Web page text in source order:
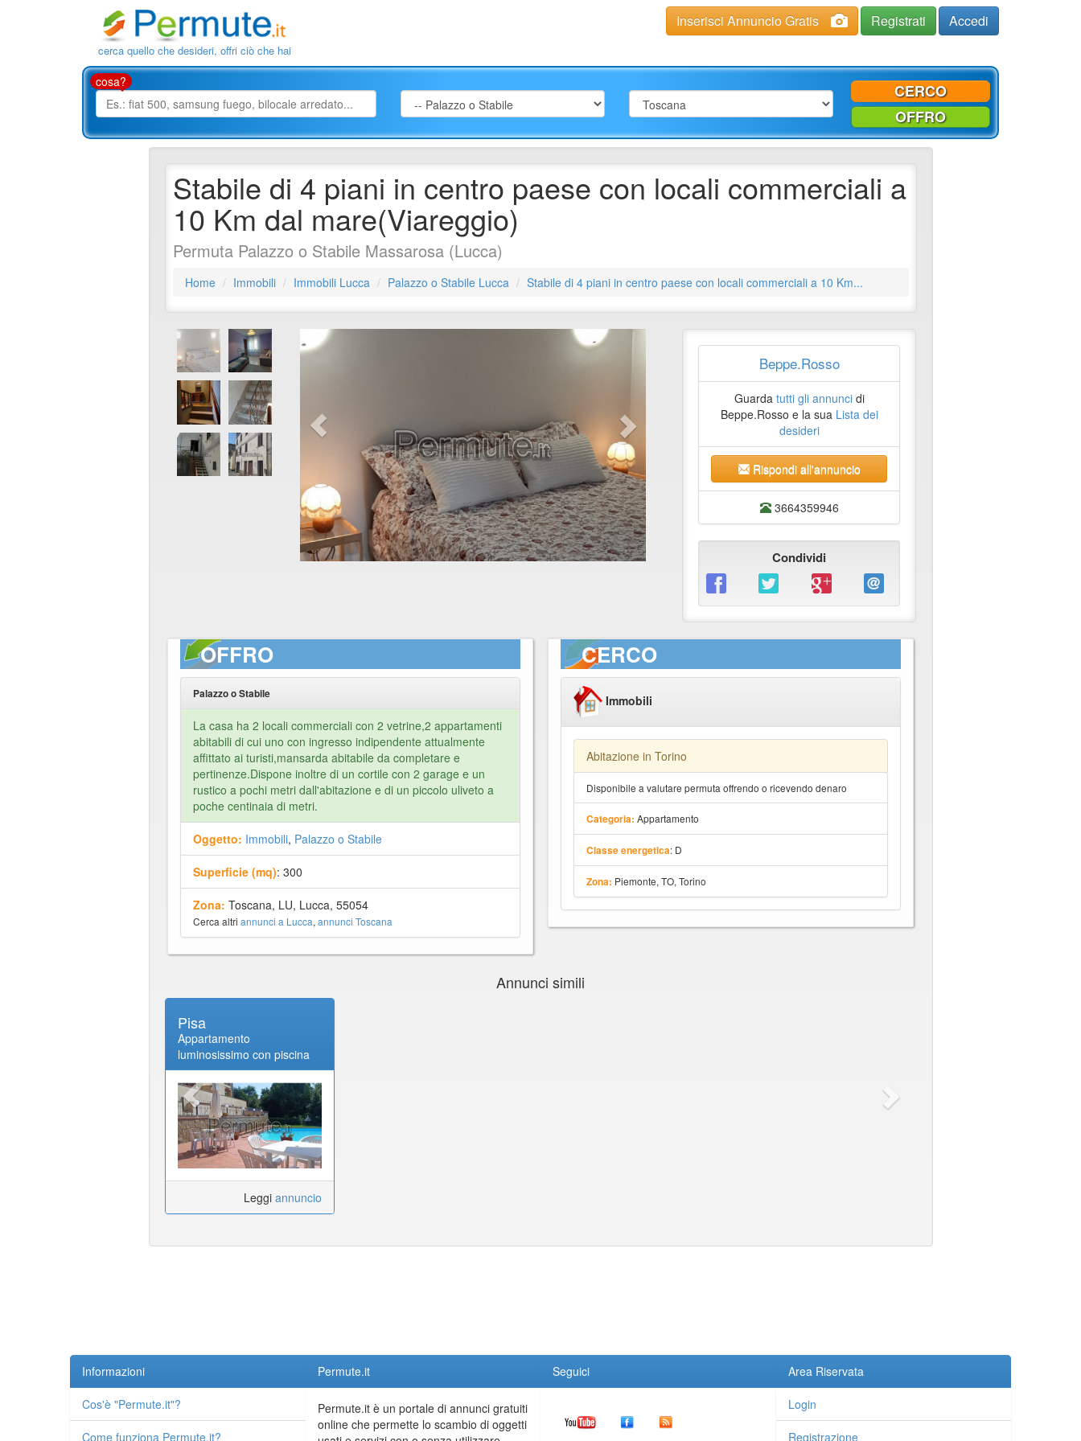
cerca quello che desideri, offri ciò che hai
Inserisci Annuncio Gratis Registrati Accedi
cosa?
CERCO
OFFRO
Stabile di 4 piani in centro paese con locali commerciali a
10 Km dal mare(Viareggio)
Permuta Palazzo o Stabile Massarosa (Lucca)
Home Immobili Immobili Lucca Palazzo o Stabile Lucca Stabile di 4 piani in centro paese con locali commerciali a 10 Km...
Beppe.Rosso
Guarda tutti gli annuncidi
Beppe.Rosso e la sua Lista dei
desideri
Rispondi all'annuncio
3664359946
Condividi
OFFRO
Palazzo o Stabile
La casa ha 2 locali commerciali con 2 vetrine,2 appartamenti
abitabili di cui uno con ingresso indipendente attualmente
affittato ai turisti,mansarda abitabile da completare e
pertinenze.Dispone inoltre di un cortile con 2 garage e un
rustico a pochi metri dall'abitazione e di un piccolo uliveto a
poche centinaia di metri.
Oggetto: Immobili, Palazzo o Stabile
Superficie (mq): 300
Zona: Toscana, LU, Lucca, 55054
Cerca altri annunci a Lucca, annunci Toscana
CERCO
Immobili
Abitazione in Torino
Disponibile a valutare permuta offrendo o ricevendo denaro
Categoria: Appartamento
Classe energetica: D
Zona: Piemonte, TO, Torino
Annunci simili
Pisa
Appartamento
luminosissimo con piscina
geo termale a Monteverdi
Marittimo Pisa
Leggi annuncio
Informazioni
Cos'è "Permute.it"?
Come funziona Permute.it?
Permute.it
Permute.it è un portale di annunci gratuiti
online che permette lo scambio di oggetti
Seguici Area Riservata
Login
Registrazione